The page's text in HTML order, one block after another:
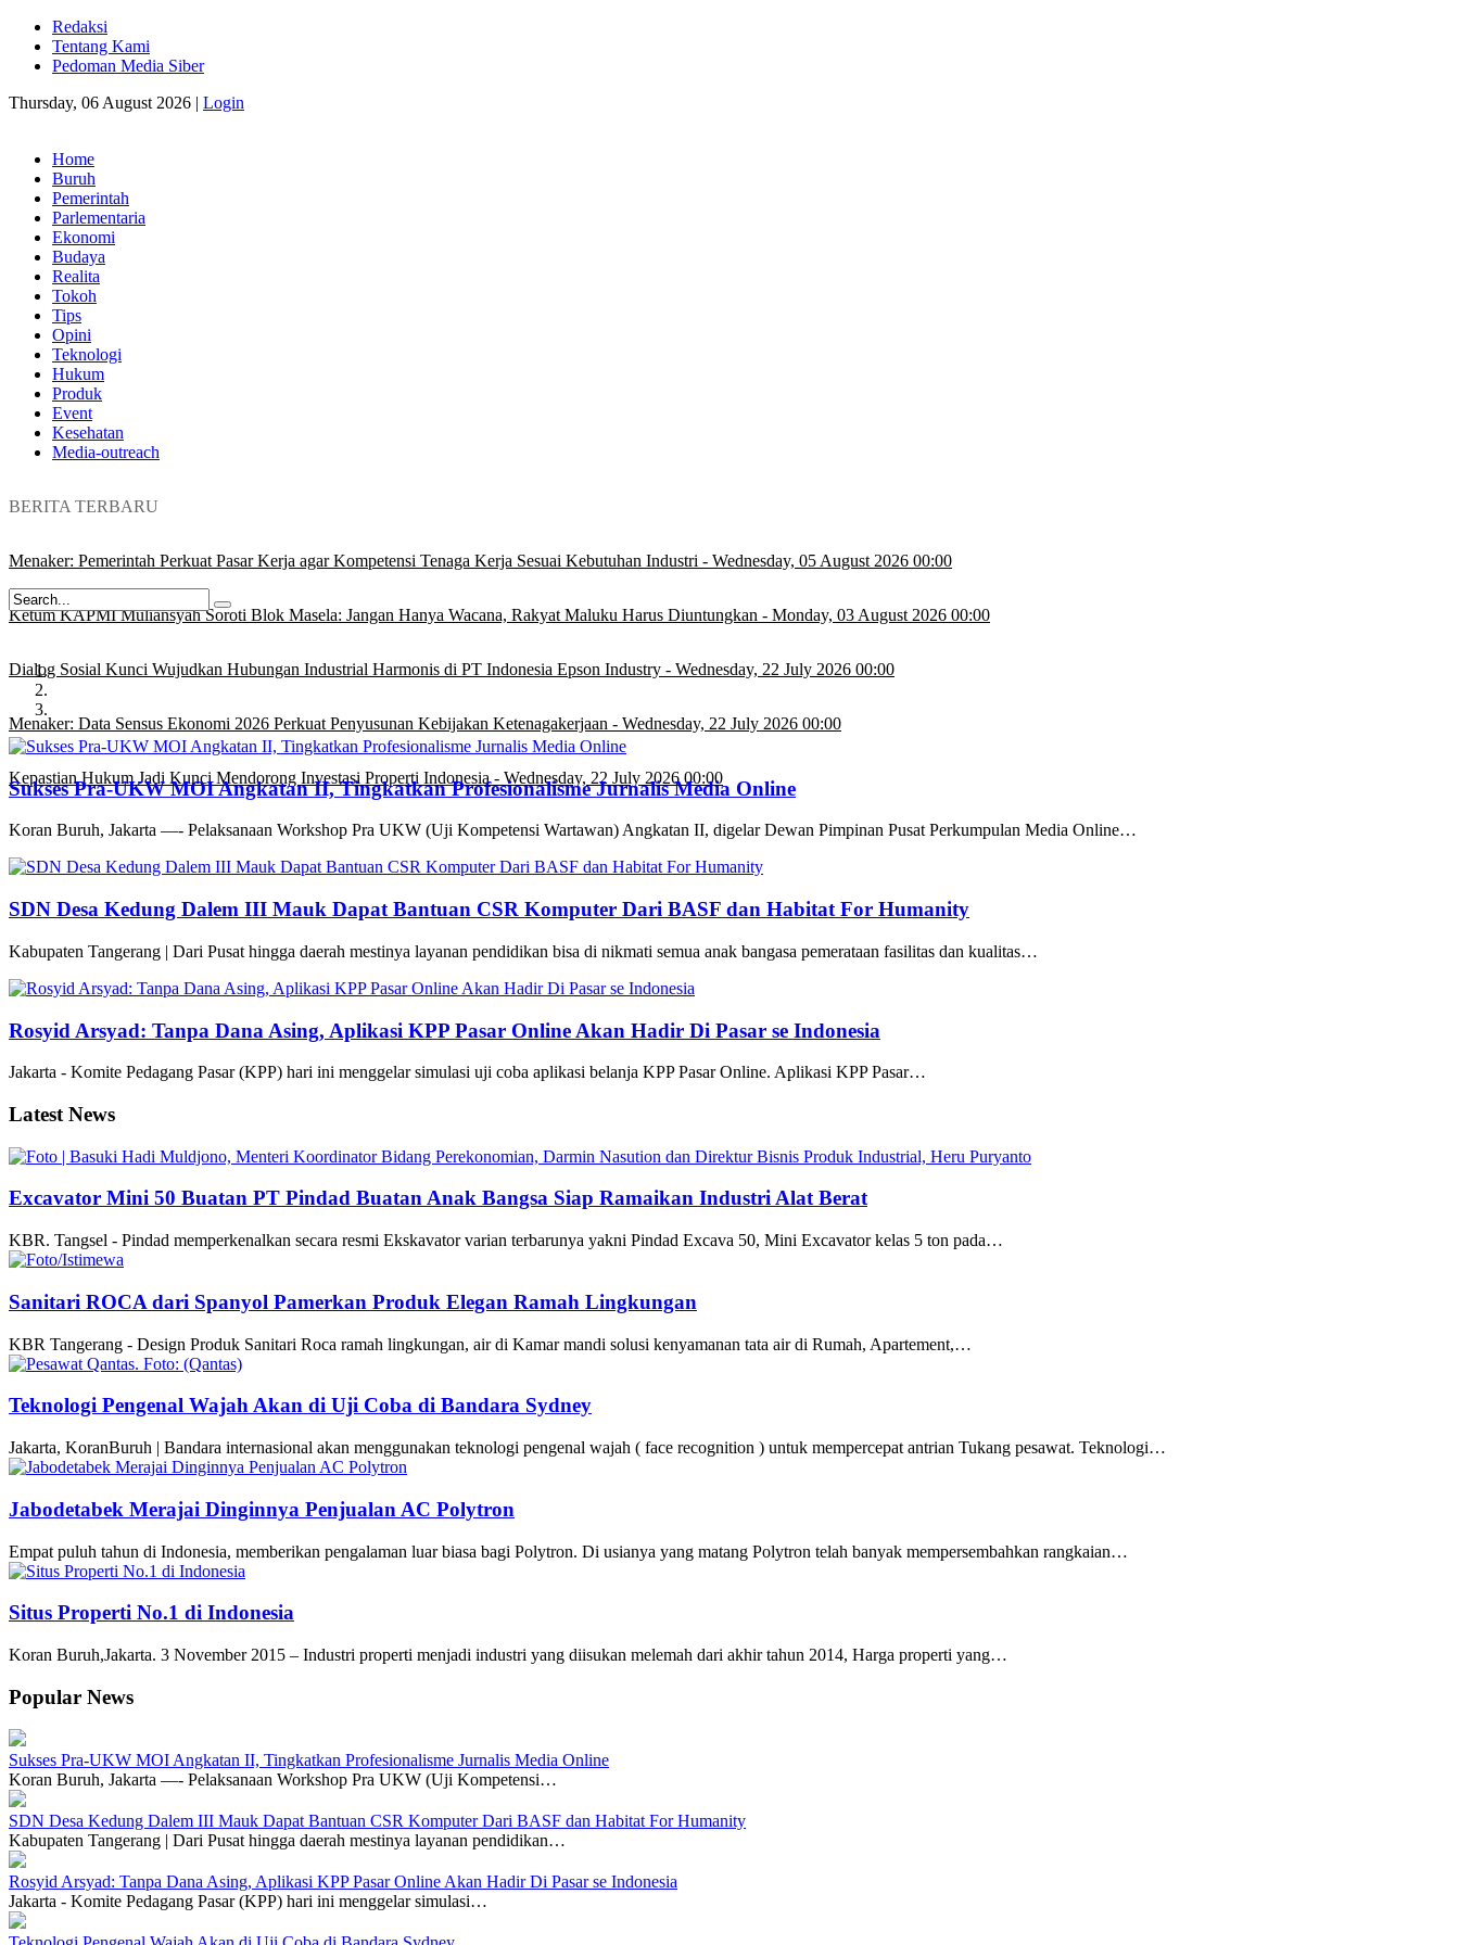
Redaksi
Tentang Kami
Pedoman Media Siber
Thursday, 06 August 2026 | Login
Home
Buruh
Pemerintah
Parlementaria
Ekonomi
Budaya
Realita
Tokoh
Tips
Opini
Teknologi
Hukum
Produk
Event
Kesehatan
Media-outreach
BERITA TERBARU
Menaker: Pemerintah Perkuat Pasar Kerja agar Kompetensi Tenaga Kerja Sesuai Kebutuhan Industri - Wednesday, 05 August 2026 00:00
Ketum KAPMI Muliansyah Soroti Blok Masela: Jangan Hanya Wacana, Rakyat Maluku Harus Diuntungkan - Monday, 03 August 2026 00:00
Dialog Sosial Kunci Wujudkan Hubungan Industrial Harmonis di PT Indonesia Epson Industry - Wednesday, 22 July 2026 00:00
Menaker: Data Sensus Ekonomi 2026 Perkuat Penyusunan Kebijakan Ketenagakerjaan - Wednesday, 22 July 2026 00:00
Kepastian Hukum Jadi Kunci Mendorong Investasi Properti Indonesia- Wednesday, 22 July 2026 00:00
Sukses Pra-UKW MOI Angkatan II, Tingkatkan Profesionalisme Jurnalis Media Online
Koran Buruh, Jakarta —- Pelaksanaan Workshop Pra UKW (Uji Kompetensi Wartawan) Angkatan II, digelar Dewan Pimpinan Pusat Perkumpulan Media Online…
SDN Desa Kedung Dalem III Mauk Dapat Bantuan CSR Komputer Dari BASF dan Habitat For Humanity
Kabupaten Tangerang | Dari Pusat hingga daerah mestinya layanan pendidikan bisa di nikmati semua anak bangasa pemerataan fasilitas dan kualitas…
Rosyid Arsyad: Tanpa Dana Asing, Aplikasi KPP Pasar Online Akan Hadir Di Pasar se Indonesia
Jakarta - Komite Pedagang Pasar (KPP) hari ini menggelar simulasi uji coba aplikasi belanja KPP Pasar Online. Aplikasi KPP Pasar…
Latest News
Excavator Mini 50 Buatan PT Pindad Buatan Anak Bangsa Siap Ramaikan Industri Alat Berat
KBR. Tangsel - Pindad memperkenalkan secara resmi Ekskavator varian terbarunya yakni Pindad Excava 50, Mini Excavator kelas 5 ton pada…
Sanitari ROCA dari Spanyol Pamerkan Produk Elegan Ramah Lingkungan
KBR Tangerang - Design Produk Sanitari Roca ramah lingkungan, air di Kamar mandi solusi kenyamanan tata air di Rumah, Apartement,…
Teknologi Pengenal Wajah Akan di Uji Coba di Bandara Sydney
Jakarta, KoranBuruh | Bandara internasional akan menggunakan teknologi pengenal wajah ( face recognition ) untuk mempercepat antrian Tukang pesawat. Teknologi…
Jabodetabek Merajai Dinginnya Penjualan AC Polytron
Empat puluh tahun di Indonesia, memberikan pengalaman luar biasa bagi Polytron. Di usianya yang matang Polytron telah banyak mempersembahkan rangkaian…
Situs Properti No.1 di Indonesia
Koran Buruh,Jakarta. 3 November 2015 – Industri properti menjadi industri yang diisukan melemah dari akhir tahun 2014, Harga properti yang…
Popular News
Sukses Pra-UKW MOI Angkatan II, Tingkatkan Profesionalisme Jurnalis Media Online
Koran Buruh, Jakarta —- Pelaksanaan Workshop Pra UKW (Uji Kompetensi…
SDN Desa Kedung Dalem III Mauk Dapat Bantuan CSR Komputer Dari BASF dan Habitat For Humanity
Kabupaten Tangerang | Dari Pusat hingga daerah mestinya layanan pendidikan…
Rosyid Arsyad: Tanpa Dana Asing, Aplikasi KPP Pasar Online Akan Hadir Di Pasar se Indonesia
Jakarta - Komite Pedagang Pasar (KPP) hari ini menggelar simulasi…